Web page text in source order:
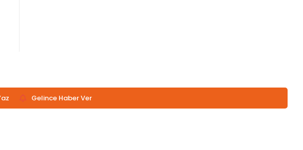
Gelince Haber Ver